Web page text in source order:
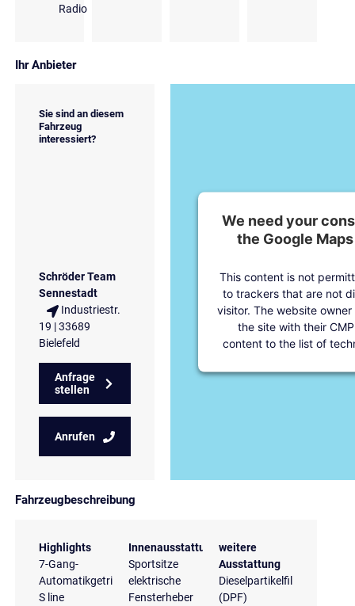
Radio
Ihr Anbieter
Sie sind an diesem
Fahrzeug
interessiert?
Schröder Team
Sennestadt
Industriestr.
19 | 33689
Bielefeld
Anfrage
stellen
Anrufen
We need your
the Google
This content is not
to trackers that are not
visitor. The website
the site with their
content to the list of
Fahrzeugbeschreibung
Highlights
7-Gang-
Automatikgetriebe
S line
Innenausstattung
Sportsitze
elektrische
Fensterheber
weitere
Ausstattung
Dieselpartikelfilter
(DPF)